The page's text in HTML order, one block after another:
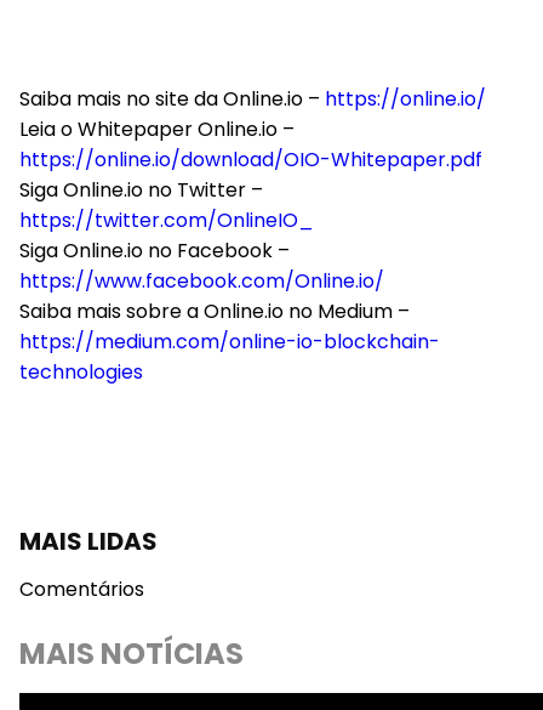
Saiba mais no site da Online.io – https://online.io/
Leia o Whitepaper Online.io –
https://online.io/download/OIO-Whitepaper.pdf
Siga Online.io no Twitter –
https://twitter.com/OnlineIO_
Siga Online.io no Facebook –
https://www.facebook.com/Online.io/
Saiba mais sobre a Online.io no Medium –
https://medium.com/online-io-blockchain-
technologies
MAIS LIDAS
Comentários
MAIS NOTÍCIAS